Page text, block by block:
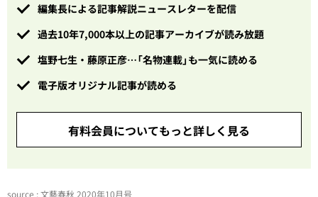
編集長による記事解説ニュースレターを配信
過去10年7,000本以上の記事アーカイブが読み放題
塩野七生・藤原正彦…「名物連載」も一気に読める
電子版オリジナル記事が読める
有料会員についてもっと詳しく見る
source : 文藝春秋 2020年10月号